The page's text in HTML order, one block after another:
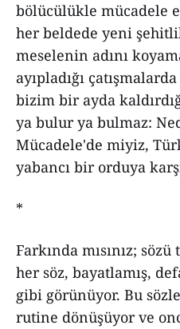
bölücülükle mücadele
her beldede yeni
meselenin adını
ayıpladığı
bizim bir ayda
ya bulur ya bulmaz:
Mücadele'de miyiz,
yabancı bir orduya
*
Farkında mısınız;
her söz, bayatlamış,
gibi görünüyor. Bu
rutine dönüşüyor ve